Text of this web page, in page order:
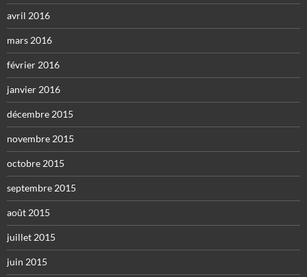
avril 2016
mars 2016
février 2016
janvier 2016
décembre 2015
novembre 2015
octobre 2015
septembre 2015
août 2015
juillet 2015
juin 2015